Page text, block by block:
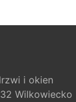
i okien
Wilkowiecko